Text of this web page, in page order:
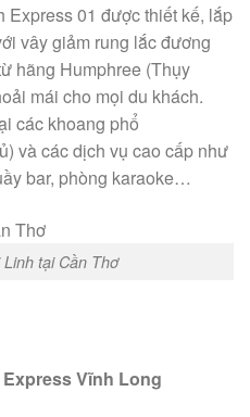
Express 01 đượcthiết kế, lắp
vây giảm rung lắcđương
hãng Humphree (Thụy
mái cho mọi du khách.
các khoang phổ
vàcácdịch vụ cao cấp như
bar, phòng karaoke…
tại Cần Thơ
Vĩnh Long